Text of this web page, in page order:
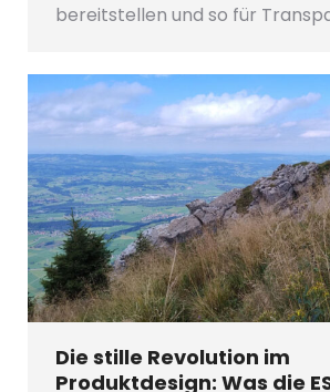
bereitstellen und so für
Die stille Revolution im
Produktdesign: Was die